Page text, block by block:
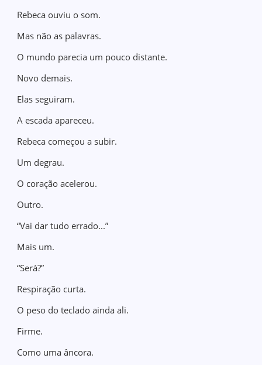
Rebeca ouviu o som.
Mas não as palavras.
O mundo parecia um pouco distante.
Novo demais.
Elas seguiram.
A escada apareceu.
Rebeca começou a subir.
Um degrau.
O coração acelerou.
Outro.
“Vai dar tudo errado...”
Mais um.
“Será?”
Respiração curta.
O peso do teclado ainda ali.
Firme.
Como uma âncora.